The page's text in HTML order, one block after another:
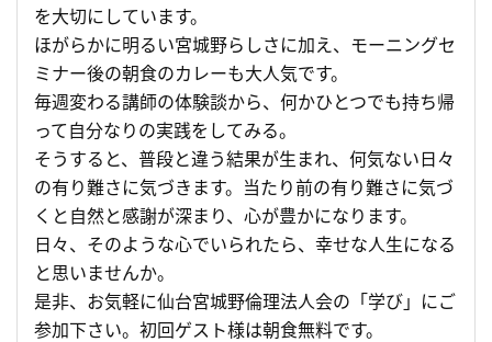
を大切にしています。
ほがらかに明るい宮城野らしさに加え、モーニングセ
ミナー後の朝食のカレーも大人気です。
毎週変わる講師の体験談から、何かひとつでも持ち帰
って自分なりの実践をしてみる。
そうすると、普段と違う結果が生まれ、何気ない日々
の有り難さに気づきます。当たり前の有り難さに気づ
くと自然と感謝が深まり、心が豊かになります。
日々、そのような心でいられたら、幸せな人生になる
と思いませんか。
是非、お気軽に仙台宮城野倫理法人会の「学び」にご
参加下さい。初回ゲスト様は朝食無料です。